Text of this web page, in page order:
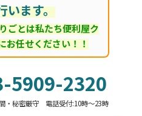
います。
ごとは私たち便利屋ク
お任せください！！
5909-2320
・秘密厳守 電話受付:10時～23時